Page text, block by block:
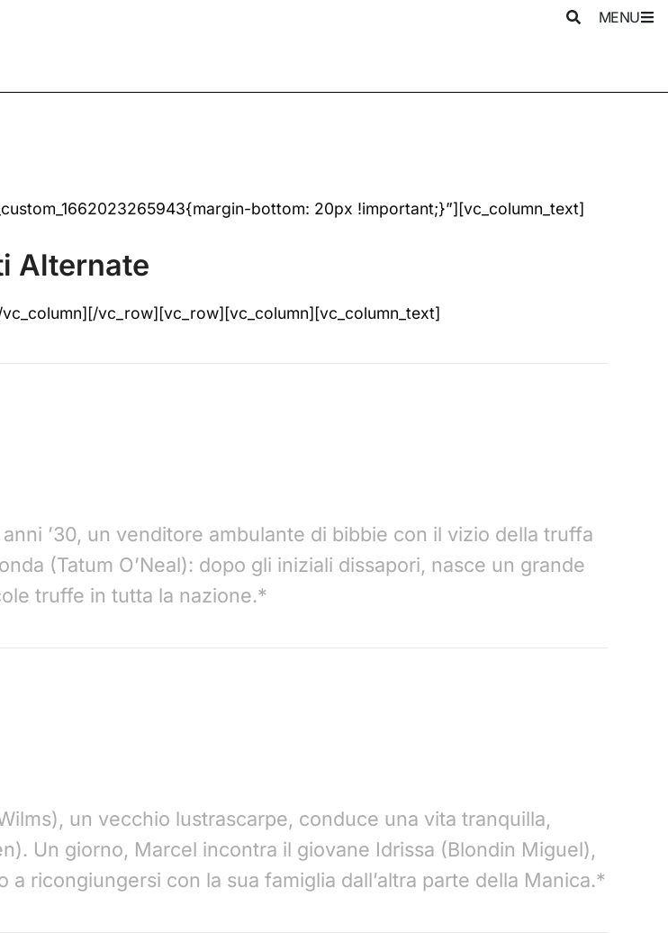
MENU
bottom: 20px !important;}”][vc_column_text]
Alternate
vc_row][vc_row][vc_column][vc_column_text]
’30, un venditore ambulante di bibbie con il vizio della truffa
(Tatum O’Neal): dopo gli iniziali dissapori, nasce un grande
truffe in tutta la nazione.*
un vecchio lustrascarpe, conduce una vita tranquilla,
Un giorno, Marcel incontra il giovane Idrissa (Blondin Miguel),
ricongiungersi con la sua famiglia dall’altra parte della Manica.*